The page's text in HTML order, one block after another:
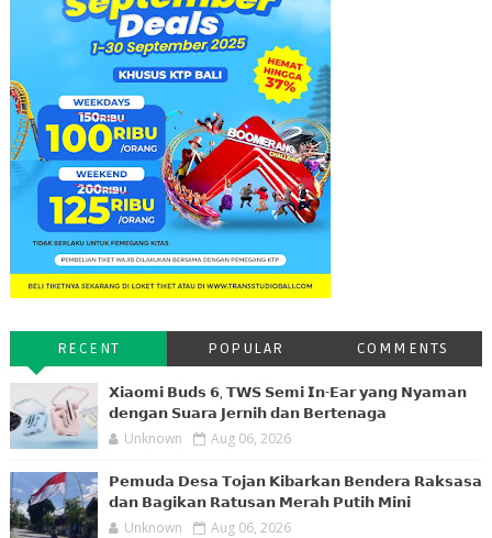
RECENT POPULAR COMMENTS
𝗫𝗶𝗮𝗼𝗺𝗶 𝗕𝘂𝗱𝘀 𝟲, 𝗧𝗪𝗦 𝗦𝗲𝗺𝗶 𝗜𝗻-𝗘𝗮𝗿 𝘆𝗮𝗻𝗴 𝗡𝘆𝗮𝗺𝗮𝗻
𝗱𝗲𝗻𝗴𝗮𝗻 𝗦𝘂𝗮𝗿𝗮 𝗝𝗲𝗿𝗻𝗶𝗵 𝗱𝗮𝗻 𝗕𝗲𝗿𝘁𝗲𝗻𝗮𝗴𝗮
Unknown Aug 06, 2026
𝗣𝗲𝗺𝘂𝗱𝗮 𝗗𝗲𝘀𝗮 𝗧𝗼𝗷𝗮𝗻 𝗞𝗶𝗯𝗮𝗿𝗸𝗮𝗻 𝗕𝗲𝗻𝗱𝗲𝗿𝗮 𝗥𝗮𝗸𝘀𝗮𝘀𝗮
𝗱𝗮𝗻 𝗕𝗮𝗴𝗶𝗸𝗮𝗻 𝗥𝗮𝘁𝘂𝘀𝗮𝗻 𝗠𝗲𝗿𝗮𝗵 𝗣𝘂𝘁𝗶𝗵 𝗠𝗶𝗻𝗶
Unknown Aug 06, 2026